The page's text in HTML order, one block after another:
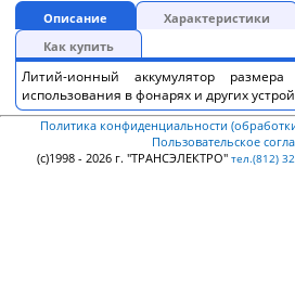
Описание Характеристики
Как купить
Литий-ионный аккумулятор
использования в фонарях и других
Политика конфиденциальности
Пользовательское
(c)1998 - 2026 г. "ТРАНСЭЛЕКТРО" тел.(812)